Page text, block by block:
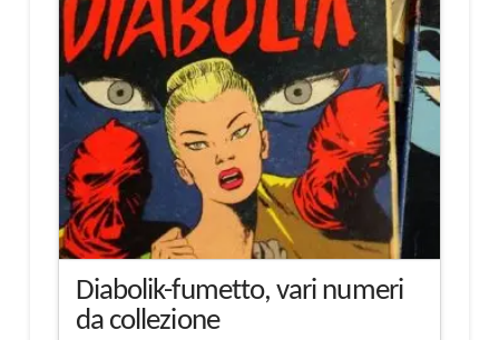
Diabolik-fumetto, vari numeri
da collezione